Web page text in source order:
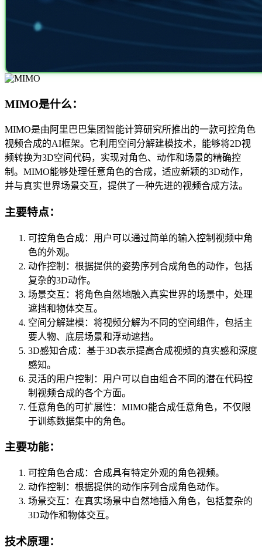
MIMO是什么：
MIMO是由阿里巴巴集团智能计算研究所推出的一款可控角色
视频合成的AI框架。它利用空间分解建模技术，能够将2D视
频转换为3D空间代码，实现对角色、动作和场景的精确控
制。MIMO能够处理任意角色的合成，适应新颖的3D动作，
并与真实世界场景交互，提供了一种先进的视频合成方法。
主要特点：
可控角色合成：用户可以通过简单的输入控制视频中角
色的外观。
动作控制：根据提供的姿势序列合成角色的动作，包括
复杂的3D动作。
场景交互：将角色自然地融入真实世界的场景中，处理
遮挡和物体交互。
空间分解建模：将视频分解为不同的空间组件，包括主
要人物、底层场景和浮动遮挡。
3D感知合成：基于3D表示提高合成视频的真实感和深度
感知。
灵活的用户控制：用户可以自由组合不同的潜在代码控
制视频合成的各个方面。
任意角色的可扩展性：MIMO能合成任意角色，不仅限
于训练数据集中的角色。
主要功能：
可控角色合成：合成具有特定外观的角色视频。
动作控制：根据提供的动作序列合成角色动作。
场景交互：在真实场景中自然地插入角色，包括复杂的
3D动作和物体交互。
技术原理：